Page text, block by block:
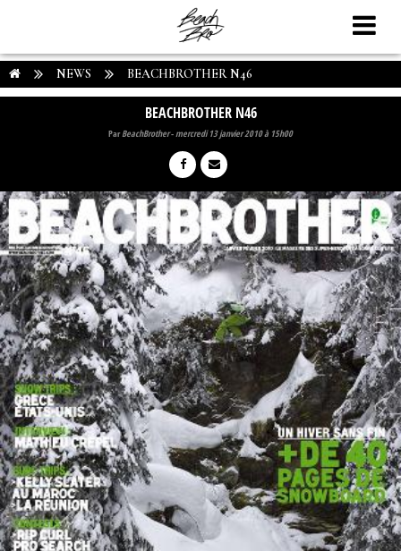
NEWS BEACHBROTHER N46
BEACHBROTHER N46
ParBeachBrother-mercredi 13 janvier 2010 à 15h00